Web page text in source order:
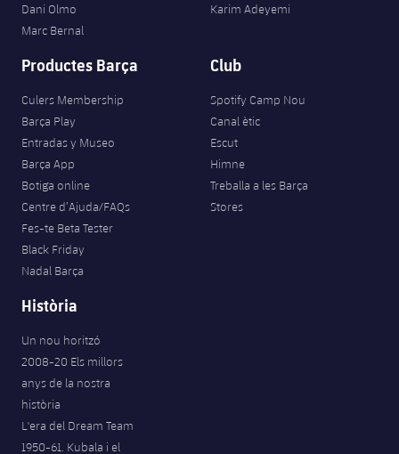
Dani Olmo
Marc Bernal
Karim Adeyemi
Productes Barça
Culers Membership
Barça Play
Entradas y Museo
Barça App
Botiga online
Centre d’Ajuda/FAQs
Fes-te Beta Tester
Black Friday
Nadal Barça
Club
Spotify Camp Nou
Canal ètic
Escut
Himne
Treballa a les Barça
Stores
Història
Un nou horitzó
2008-20 Els millors
anys de la nostra
història
L'era del Dream Team
1950-61. Kubala i el